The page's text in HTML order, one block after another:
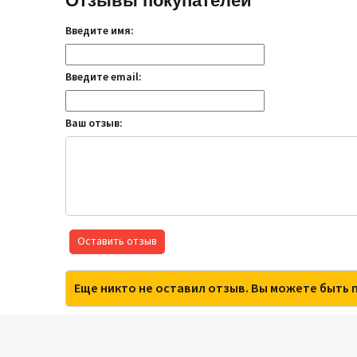
Введите имя:
Введите email:
Ваш отзыв:
Оставить отзыв
Еще никто не оставил отзыв. Вы можете быть